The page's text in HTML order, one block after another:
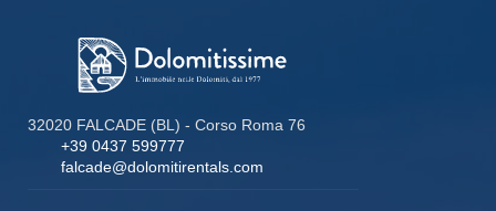
32020 FALCADE (BL) - Corso Roma 76
+39 0437 599777
falcade@dolomitirentals.com